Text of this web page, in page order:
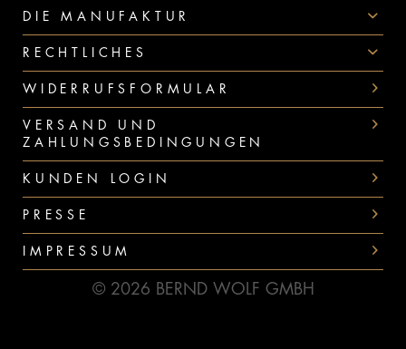
DIE MANUFAKTUR
RECHTLICHES
WIDERRUFSFORMULAR
VERSAND UND
ZAHLUNGSBEDINGUNGEN
KUNDEN LOGIN
PRESSE
IMPRESSUM
© 2026 BERND WOLF GMBH